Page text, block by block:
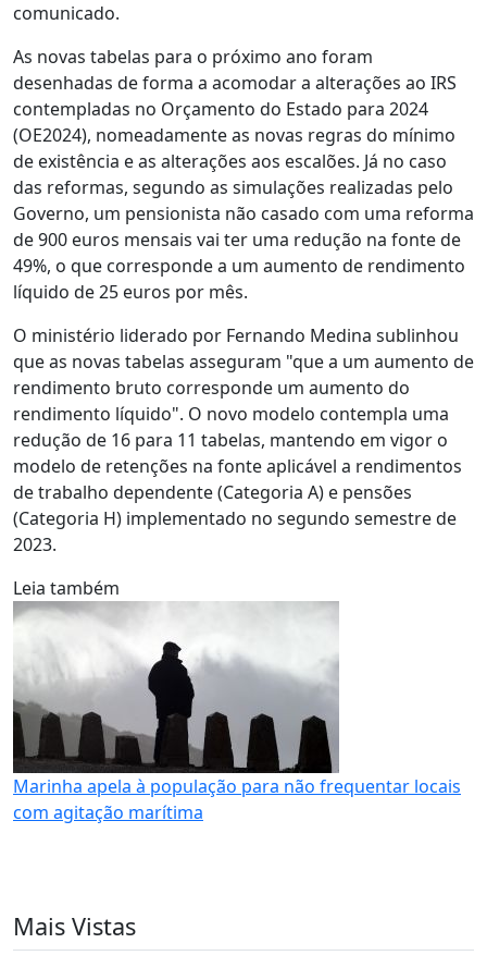
comunicado.
As novas tabelas para o próximo ano foram
desenhadas de forma a acomodar a alterações ao IRS
contempladas no Orçamento do Estado para 2024
(OE2024), nomeadamente as novas regras do mínimo
de existência e as alterações aos escalões. Já no caso
das reformas, segundo as simulações realizadas pelo
Governo, um pensionista não casado com uma reforma
de 900 euros mensais vai ter uma redução na fonte de
49%, o que corresponde a um aumento de rendimento
líquido de 25 euros por mês.
O ministério liderado por Fernando Medina sublinhou
que as novas tabelas asseguram "que a um aumento de
rendimento bruto corresponde um aumento do
rendimento líquido". O novo modelo contempla uma
redução de 16 para 11 tabelas, mantendo em vigor o
modelo de retenções na fonte aplicável a rendimentos
de trabalho dependente (Categoria A) e pensões
(Categoria H) implementado no segundo semestre de
2023.
Leia também
Marinha apela à população para não frequentar locais
com agitação marítima
Mais Vistas